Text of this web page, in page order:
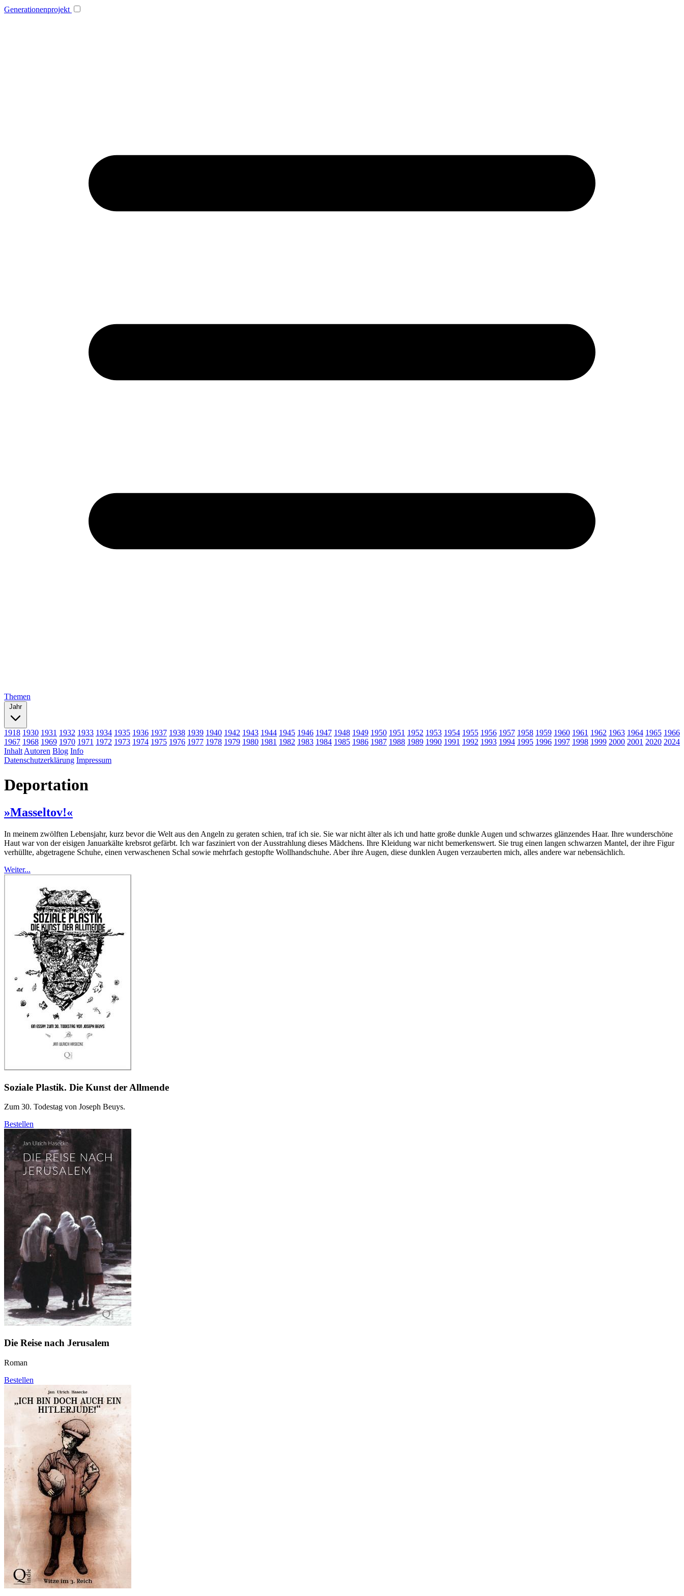
Generationenprojekt
Themen
Jahr
1918 1930 1931 1932 1933 1934 1935 1936 1937 1938 1939 1940 1942 1943 1944 1945 1946 1947 1948 1949 1950 1951 1952 1953 1954 1955 1956 1957 1958 1959 1960 1961 1962 1963 1964 1965 1966
1967 1968 1969 1970 1971 1972 1973 1974 1975 1976 1977 1978 1979 1980 1981 1982 1983 1984 1985 1986 1987 1988 1989 1990 1991 1992 1993 1994 1995 1996 1997 1998 1999 2000 2001 2020 2024
Inhalt Autoren Blog Info
Datenschutzerklärung Impressum
Deportation
»Masseltov!«
In meinem zwölften Lebensjahr, kurz bevor die Welt aus den Angeln zu geraten schien, traf ich sie. Sie war nicht älter als ich und hatte große dunkle Augen und schwarzes glänzendes Haar. Ihre wunderschöne
Haut war von der eisigen Januarkälte krebsrot gefärbt. Ich war fasziniert von der Ausstrahlung dieses Mädchens. Ihre Kleidung war nicht bemerkenswert. Sie trug einen langen schwarzen Mantel, der ihre Figur
verhüllte, abgetragene Schuhe, einen verwaschenen Schal sowie mehrfach gestopfte Wollhandschuhe. Aber ihre Augen, diese dunklen Augen verzauberten mich, alles andere war nebensächlich.
Weiter...
Soziale Plastik. Die Kunst der Allmende
Zum 30. Todestag von Joseph Beuys.
Bestellen
Die Reise nach Jerusalem
Roman
Bestellen